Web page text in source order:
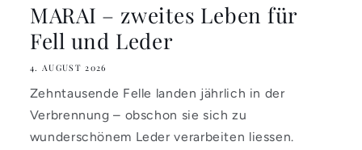
MARAI – zweites Leben für
Fell und Leder
4. AUGUST 2026
Zehntausende Felle landen jährlich in der
Verbrennung – obschon sie sich zu
wunderschönem Leder verarbeiten liessen.